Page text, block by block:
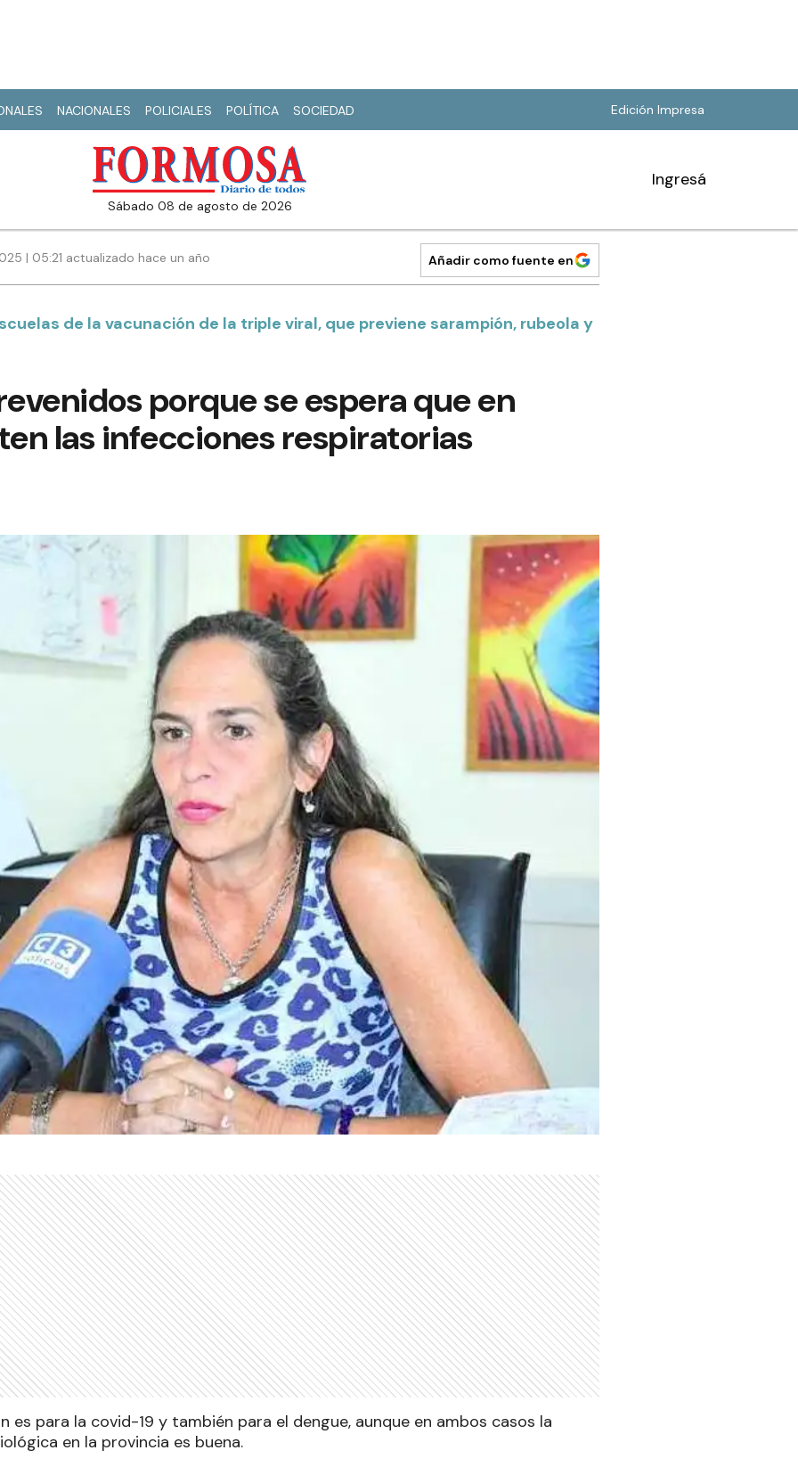
NACIONALES POLICIALES POLÍTICA SOCIEDAD Edición Impresa
sábado 08 de agosto de 2026
Ingresá
| 05:21 actualizado hace un año Añadir como fuente en
de la vacunación de la triple viral, que previene sarampión, rubeola y
porque se espera que en
las infecciones respiratorias
es para la covid-19 y también para el dengue, aunque en ambos casos la
en la provincia es buena.